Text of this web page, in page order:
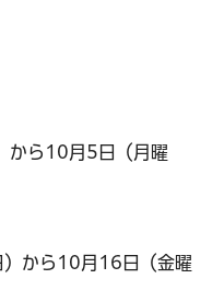
から10月5日（月曜
から10月16日（金曜